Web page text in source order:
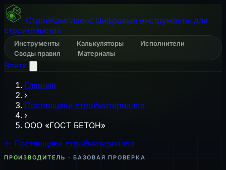
СтройКомплаенс Цифровые инструменты для
строительства
Инструменты Калькуляторы
Исполнители
Своды правил
Материалы
Войти
Главная
›
Поставщики стройматериалов
›
ООО «ГОСТ БЕТОН»
← Поставщики стройматериалов
ПРОИЗВОДИТЕЛЬ · БАЗОВАЯ ПРОВЕРКА